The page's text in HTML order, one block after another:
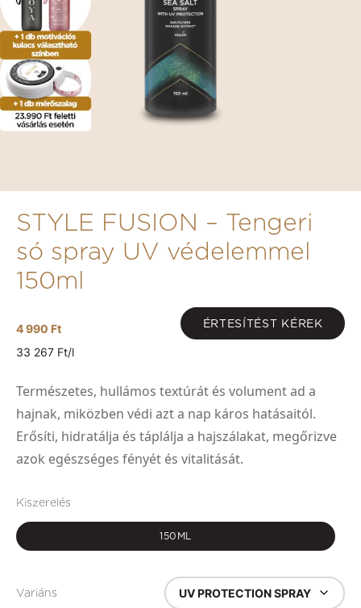
STYLE FUSION – Tengeri
só spray UV védelemmel
150ml
4 990 Ft ÉRTESÍTÉST KÉREK
33 267 Ft/l
Természetes, hullámos textúrát és volument ad a
hajnak, miközben védi azt a nap káros hatásaitól.
Erősíti, hidratálja és táplálja a hajszálakat, megőrizve
azok egészséges fényét és vitalitását.
Kiszerelés
150ML
Variáns UV PROTECTION SPRAY